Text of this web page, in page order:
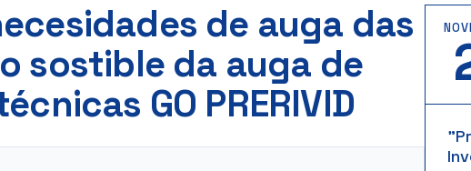
de auga das
sostible da auga de
GO PRERIVID